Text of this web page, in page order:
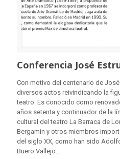
Conferencia José
Con motivo del centenario de
diversos actos reivindicando la
teatro. Es conocido como
años setenta y continuador de la
cultural del teatro La Barraca de
Bergamín y otros miembros
del siglo XX, como han sido
Buero Vallejo...